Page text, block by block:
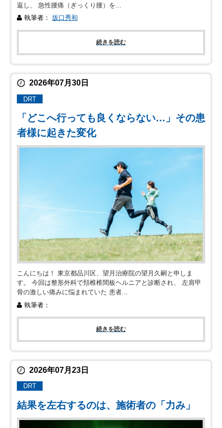
返し、 急性腰痛（ぎっくり腰）を...
執筆者： 坂口秀和
続きを読む
2026年07月30日
DRT
「どこへ行っても良くならない…」その患
者様に起きた変化
こんにちは！ 東京都品川区、望月治療院の望月久嗣と申しま
す。 今回は整形外科で頚椎椎間板ヘルニアと診断され、 左肩甲
骨の激しい痛みに悩まれていた 患者...
執筆者：
続きを読む
2026年07月23日
DRT
結果を左右するのは、施術者の「力み」